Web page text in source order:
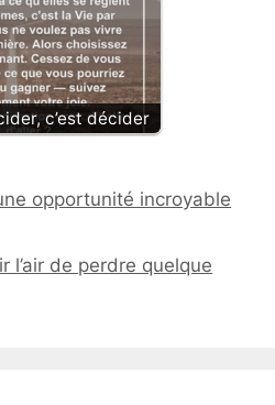
c’est décider
opportunité incroyable
l’air de perdre quelque